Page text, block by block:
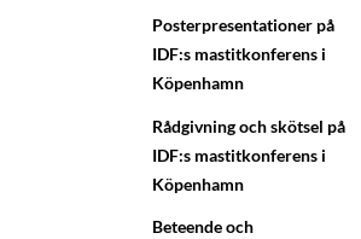
Posterpresentationer på
IDF:s mastitkonferens i
Köpenhamn
Rådgivning och skötsel på
IDF:s mastitkonferens i
Köpenhamn
Beteende och